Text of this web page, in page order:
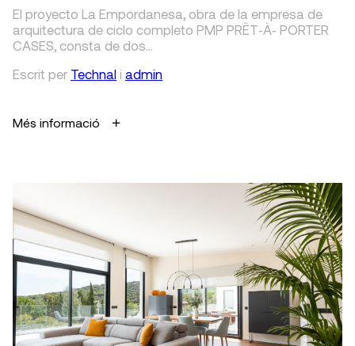
El proyecto La Empordanesa, obra de la empresa de
arquitectura de ciclo completo PMP PRÊT‐À‐ PORTER
CASES, consta de dos…
Escrit per Technal i admin
Més informació